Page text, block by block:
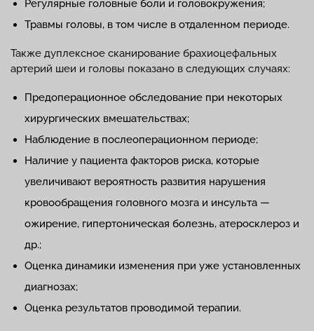
Регулярные головные боли и головокружения;
Травмы головы, в том числе в отдаленном периоде.
Также дуплексное сканирование брахиоцефальных
артерий шеи и головы показано в следующих случаях:
Предоперационное обследование при некоторых
хирургических вмешательствах;
Наблюдение в послеоперационном периоде;
Наличие у пациента факторов риска, которые
увеличивают вероятность развития нарушения
кровообращения головного мозга и инсульта —
ожирение, гипертоническая болезнь, атеросклероз и
др.;
Оценка динамики изменения при уже установленных
диагнозах;
Оценка результатов проводимой терапии.